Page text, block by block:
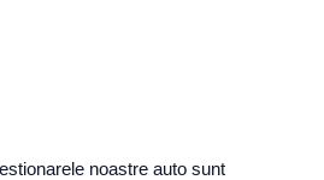
noastre auto sunt